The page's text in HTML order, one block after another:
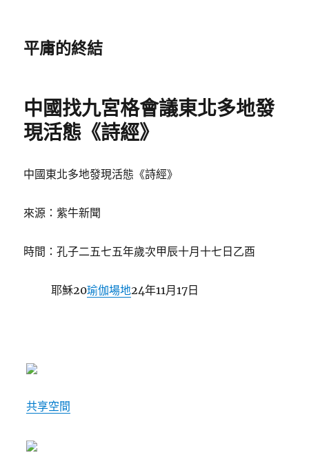
平庸的終結
中國找九宮格會議東北多地發
現活態《詩經》
中國東北多地發現活態《詩經》
來源：紫牛新聞
時間：孔子二五七五年歲次甲辰十月十七日乙酉
耶穌20瑜伽場地24年11月17日
共享空間